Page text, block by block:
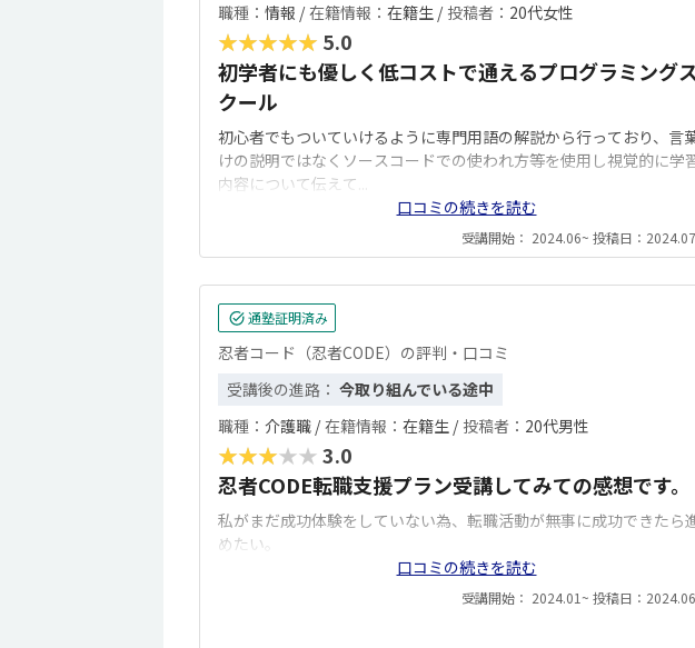
職種： 情報 / 在籍情報： 在籍生 / 投稿者： 20代女性
★★★★★ 5.0
初学者にも優しく低コストで通えるプログラミング
クール
初心者でもついていけるように専門用語の解説から行っており、言
けの説明ではなくソースコードでの使われ方等を使用し視覚的に学
内容について伝えて...
口コミの続きを読む
受講開始： 2024.06~ 投稿日：
通塾証明済み
忍者コード（忍者CODE）の評判・口コミ
受講後の進路： 今取り組んでいる途中
職種： 介護職 / 在籍情報： 在籍生 / 投稿者： 20代男性
★★★★★3.0
忍者CODE転職支援プラン受講してみての感想です。
私がまだ成功体験をしていない為、転職活動が無事に成功できたら
めたい。
口コミの続きを読む
受講開始： 2024.01~ 投稿日：